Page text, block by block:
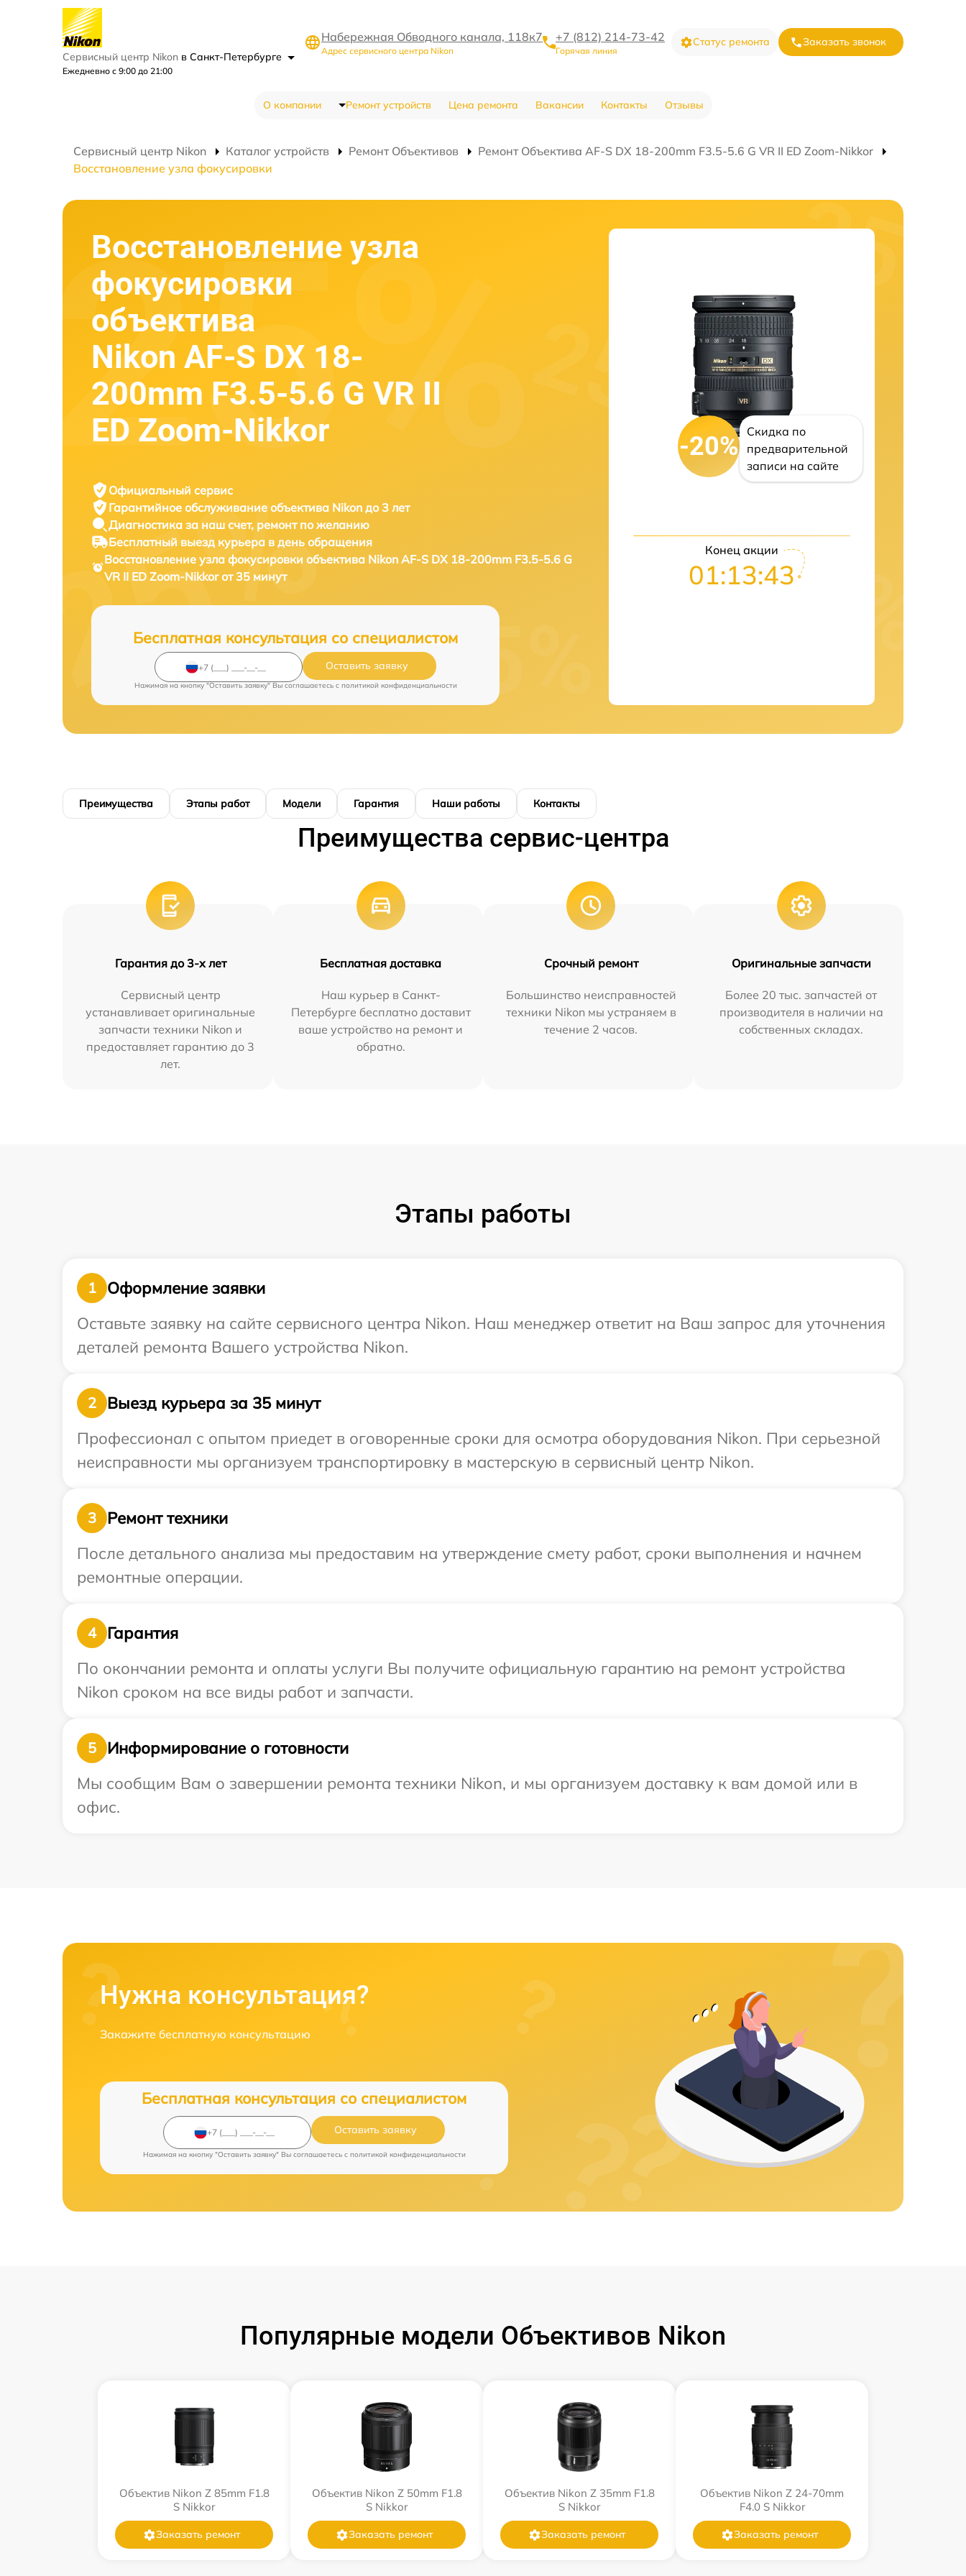
Сервисный центр Nikon в Санкт-Петербурге
Ежедневно с 9:00 до 21:00
Набережная Обводного канала, 118к7
Адрес сервисного центра Nikon
+7 (812) 214-73-42
Горячая линия
Статус ремонта Заказать звонок
О компании Ремонт устройств Цена ремонта Вакансии Контакты Отзывы
Сервисный центр Nikon Каталог устройств Ремонт Объективов
Ремонт Объектива AF-S DX 18-200mm F3.5-5.6 G VR II ED Zoom-Nikkor
Восстановление узла фокусировки
Восстановление узла
фокусировки
объектива
Nikon AF-S DX 18-
200mm F3.5-5.6 G VR II
ED Zoom-Nikkor
Официальный сервис
Гарантийное обслуживание объектива Nikon до 3 лет
Диагностика за наш счет, ремонт по желанию
Бесплатный выезд курьера в день обращения
Восстановление узла фокусировки объектива Nikon AF-S DX 18-200mm F3.5-5.6 G
VR II ED Zoom-Nikkor от 35 минут
Бесплатная консультация со специалистом
Оставить заявку
Нажимая на кнопку "Оставить заявку" Вы соглашаетесь c политикой конфиденциальности
-20%
Скидка по
предварительной
записи на сайте
Конец акции
01:13:42
Преимущества Этапы работ Модели Гарантия Наши работы Контакты
Преимущества сервис-центра
Гарантия до 3-х лет
Сервисный центр
устанавливает оригинальные
запчасти техники Nikon и
предоставляет гарантию до 3
лет.
Бесплатная доставка
Наш курьер в Санкт-
Петербурге бесплатно доставит
ваше устройство на ремонт и
обратно.
Срочный ремонт
Большинство неисправностей
техники Nikon мы устраняем в
течение 2 часов.
Оригинальные запчасти
Более 20 тыс. запчастей от
производителя в наличии на
собственных складах.
Этапы работы
1
Оформление заявки
Оставьте заявку на сайте сервисного центра Nikon. Наш менеджер ответит на Ваш запрос для уточнения
деталей ремонта Вашего устройства Nikon.
2
Выезд курьера за 35 минут
Профессионал с опытом приедет в оговоренные сроки для осмотра оборудования Nikon. При серьезной
неисправности мы организуем транспортировку в мастерскую в сервисный центр Nikon.
3
Ремонт техники
После детального анализа мы предоставим на утверждение смету работ, сроки выполнения и начнем
ремонтные операции.
4
Гарантия
По окончании ремонта и оплаты услуги Вы получите официальную гарантию на ремонт устройства
Nikon сроком на все виды работ и запчасти.
5
Информирование о готовности
Мы сообщим Вам о завершении ремонта техники Nikon, и мы организуем доставку к вам домой или в
офис.
Нужна консультация?
Закажите бесплатную консультацию
Бесплатная консультация со специалистом
Оставить заявку
Нажимая на кнопку "Оставить заявку" Вы соглашаетесь c политикой конфиденциальности
Популярные модели Объективов Nikon
Объектив Nikon Z 85mm F1.8
S Nikkor
Заказать ремонт
Объектив Nikon Z 50mm F1.8
S Nikkor
Заказать ремонт
Объектив Nikon Z 35mm F1.8
S Nikkor
Заказать ремонт
Объектив Nikon Z 24-70mm
F4.0 S Nikkor
Заказать ремонт